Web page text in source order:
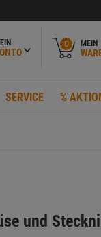
0 MEIN
SERVICE %
und